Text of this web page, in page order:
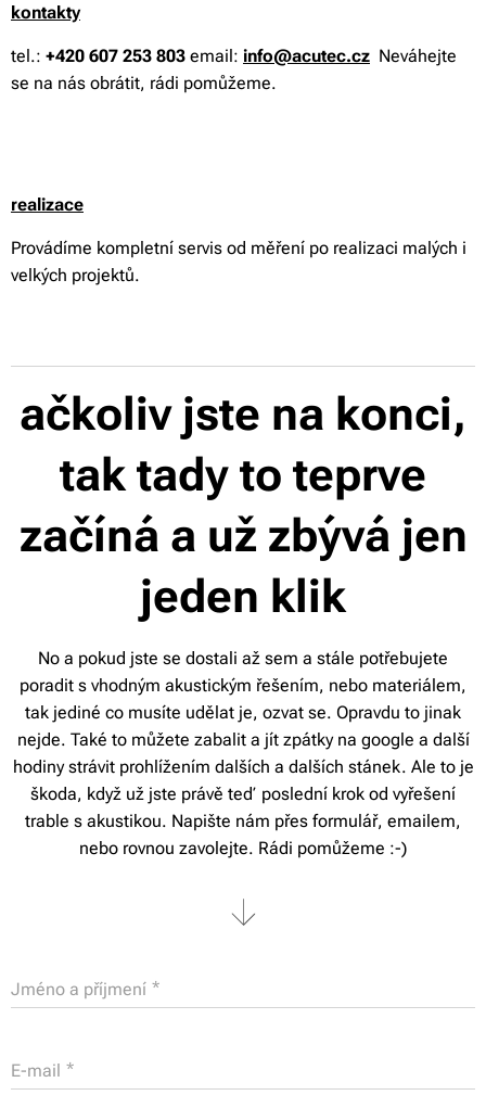
kontakty
tel.: +420 607 253 803 email: info@acutec.cz Neváhejte
se na nás obrátit, rádi pomůžeme.
realizace
Provádíme kompletní servis od měření po realizaci malých i
velkých projektů.
ačkoliv jste na konci,
tak tady to teprve
začíná a už zbývá jen
jeden klik
No a pokud jste se dostali až sem a stále potřebujete
poradit s vhodným akustickým řešením, nebo materiálem,
tak jediné co musíte udělat je, ozvat se. Opravdu to jinak
nejde. Také to můžete zabalit a jít zpátky na google a další
hodiny strávit prohlížením dalších a dalších stánek. Ale to je
škoda, když už jste právě teď poslední krok od vyřešení
trable s akustikou. Napište nám přes formulář, emailem,
nebo rovnou zavolejte. Rádi pomůžeme :-)
Jméno a příjmení
E-mail